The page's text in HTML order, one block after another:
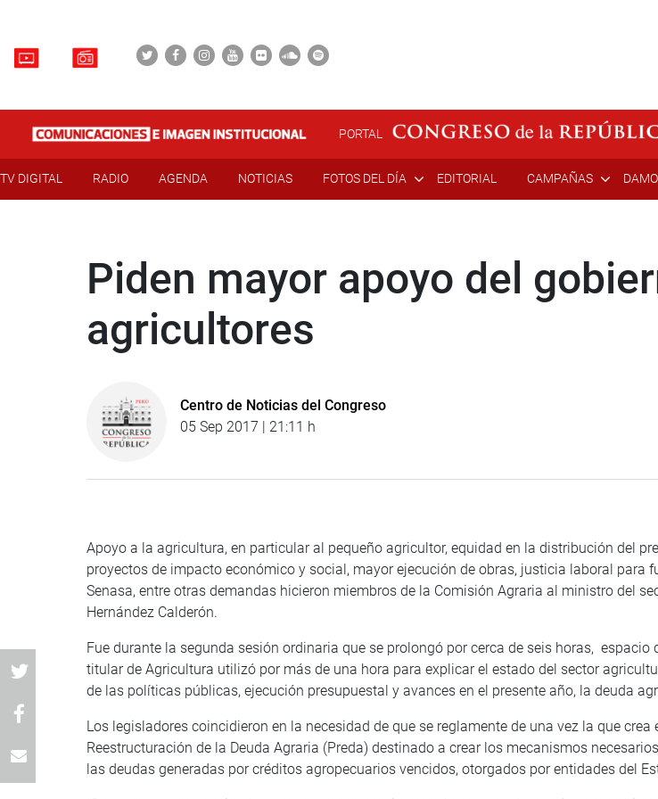
PORTAL
TV DIGITAL RADIO AGENDA NOTICIAS FOTOS DEL DÍA EDITORIAL CAMPAÑAS
Piden mayor apoyo del
agricultores
Centro de Noticias del Congreso
05 Sep 2017 | 21:11 h
Apoyo a la agricultura, en particular al pequeño agricultor, equidad en la distribución del
proyectos de impacto económico y social, mayor ejecución de obras, justicia laboral para
Senasa, entre otras demandas hicieron miembros de la Comisión Agraria al ministro del
Hernández Calderón.
Fue durante la segunda sesión ordinaria que se prolongó por cerca de seis horas, espacio
titular de Agricultura utilizó por más de una hora para explicar el estado del sector
de las políticas públicas, ejecución presupuestal y avances en el presente año, la deuda
Los legisladores coincidieron en la necesidad de que se reglamente de una vez la que crea
Reestructuración de la Deuda Agraria (Preda) destinado a crear los mecanismos
las deudas generadas por créditos agropecuarios vencidos, otorgados por entidades del